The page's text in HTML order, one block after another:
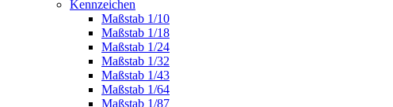
Kennzeichen
Maßstab 1/10
Maßstab 1/18
Maßstab 1/24
Maßstab 1/32
Maßstab 1/43
Maßstab 1/64
Maßstab 1/87